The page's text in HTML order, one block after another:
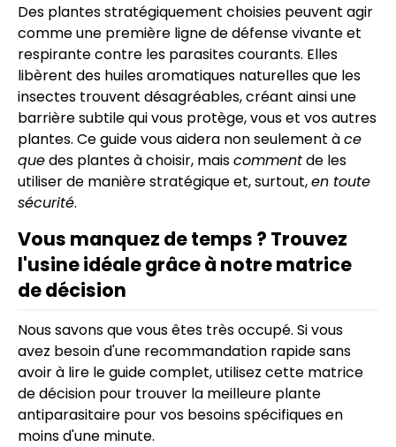
Des plantes stratégiquement choisies peuvent agir
comme une première ligne de défense vivante et
respirante contre les parasites courants. Elles
libèrent des huiles aromatiques naturelles que les
insectes trouvent désagréables, créant ainsi une
barrière subtile qui vous protège, vous et vos autres
plantes. Ce guide vous aidera non seulement àce
quedes plantes à choisir, maiscommentde les
utiliser de manière stratégique et, surtout,en toute
sécurité.
Vous manquez de temps ? Trouvez
l'usine idéale grâce à notre matrice
de décision
Nous savons que vous êtes très occupé. Si vous
avez besoin d'une recommandation rapide sans
avoir à lire le guide complet, utilisez cette matrice
de décision pour trouver la meilleure plante
antiparasitaire pour vos besoins spécifiques en
moins d'une minute.